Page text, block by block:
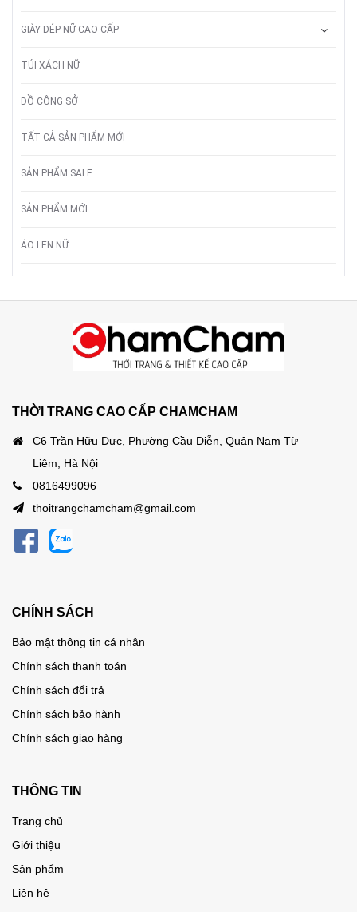
GIÀY DÉP NỮ CAO CẤP
TÚI XÁCH NỮ
ĐỒ CÔNG SỞ
TẤT CẢ SẢN PHẨM MỚI
SẢN PHẨM SALE
SẢN PHẨM MỚI
ÁO LEN NỮ
THỜI TRANG CAO CẤP CHAMCHAM
C6 Trần Hữu Dực, Phường Cầu Diễn, Quận Nam Từ
Liêm, Hà Nội
0816499096
thoitrangchamcham@gmail.com
CHÍNH SÁCH
Bảo mật thông tin cá nhân
Chính sách thanh toán
Chính sách đổi trả
Chính sách bảo hành
Chính sách giao hàng
THÔNG TIN
Trang chủ
Giới thiệu
Sản phẩm
Liên hệ